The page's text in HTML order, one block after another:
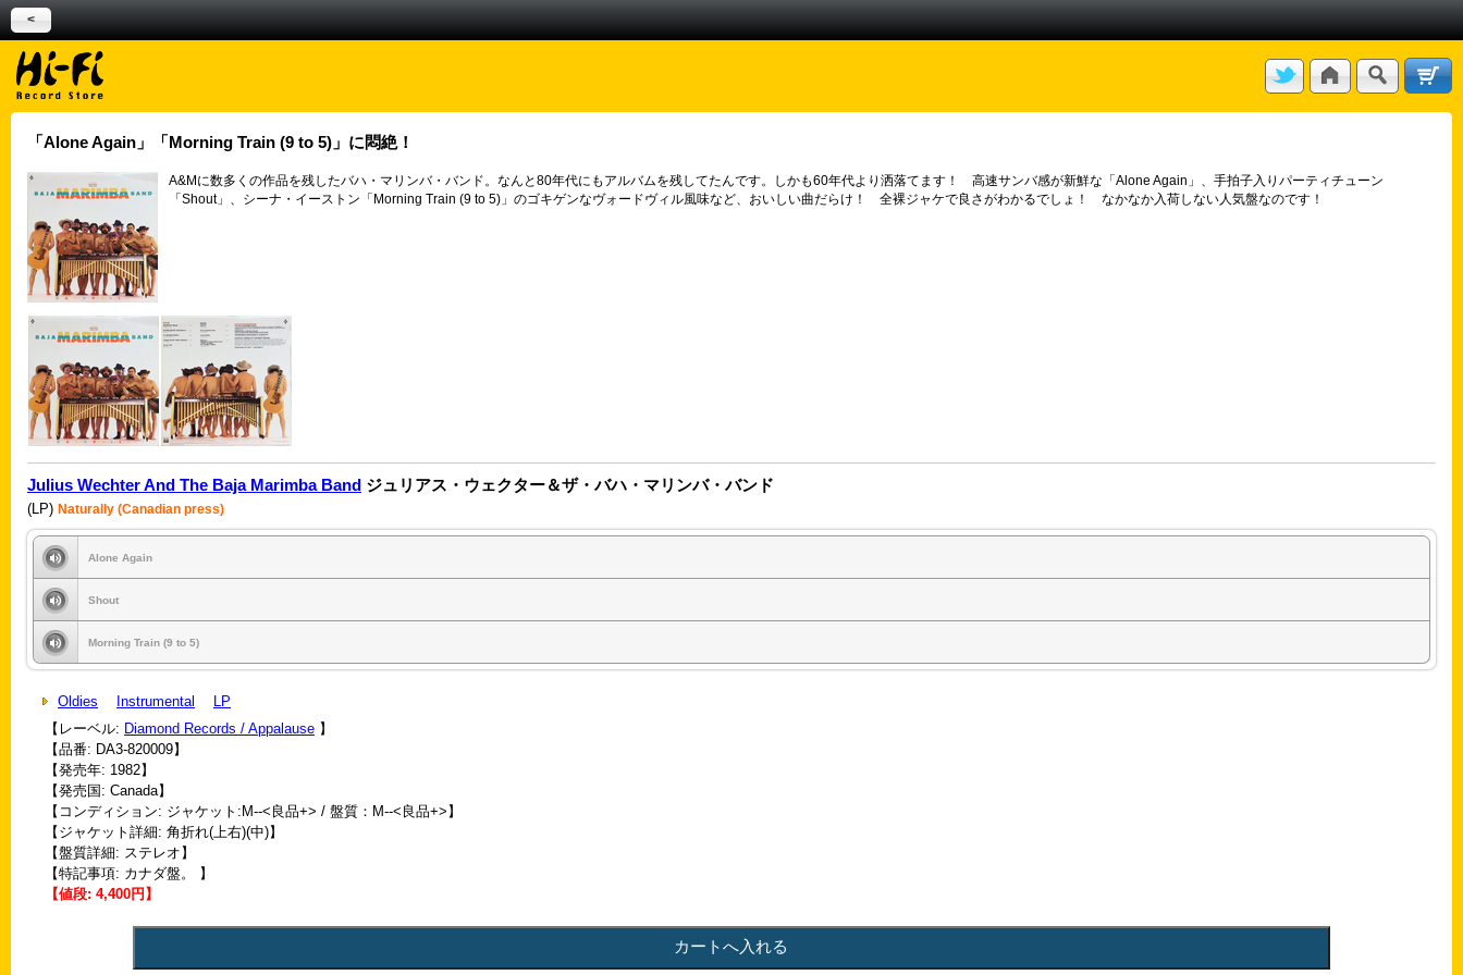
<
「Alone Again」「Morning Train (9 to 5)」に悶絶！
A&Mに数多くの作品を残したバハ・マリンバ・バンド。なんと80年代にもアルバムを残してたんです。しかも60年代より洒落てます！ 高速サンバ感が新鮮な「Alone Again」、手拍子入りパーティチューン
「Shout」、シーナ・イーストン「Morning Train (9 to 5)」のゴキゲンなヴォードヴィル風味など、おいしい曲だらけ！ 全裸ジャケで良さがわかるでしょ！ なかなか入荷しない人気盤なのです！
Julius Wechter And The Baja Marimba Band ジュリアス・ウェクター＆ザ・バハ・マリンバ・バンド
(LP) Naturally (Canadian press)
Alone Again
Shout
Morning Train (9 to 5)
Oldies Instrumental
LP
【レーベル: Diamond Records / Appalause 】
【品番: DA3-820009】
【発売年: 1982】
【発売国: Canada】
【コンディション: ジャケット:M--<良品+> / 盤質：M--<良品+>】
【ジャケット詳細: 角折れ(上右)(中)】
【盤質詳細: ステレオ】
【特記事項: カナダ盤。 】
【値段: 4,400円】